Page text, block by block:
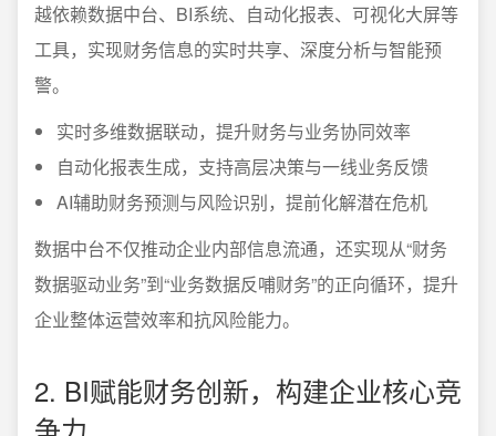
越依赖数据中台、BI系统、自动化报表、可视化大屏等
工具，实现财务信息的实时共享、深度分析与智能预
警。
实时多维数据联动，提升财务与业务协同效率
自动化报表生成，支持高层决策与一线业务反馈
AI辅助财务预测与风险识别，提前化解潜在危机
数据中台不仅推动企业内部信息流通，还实现从“财务
数据驱动业务”到“业务数据反哺财务”的正向循环，提升
企业整体运营效率和抗风险能力。
2. BI赋能财务创新，构建企业核心竞